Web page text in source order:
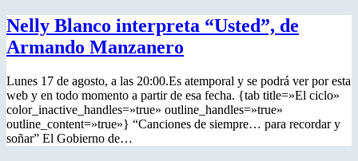
Nelly Blanco interpreta “Usted”, de
Armando Manzanero
Lunes 17 de agosto, a las 20:00.Es atemporal y se podrá ver por esta
web y en todo momento a partir de esa fecha. {tab title=»El ciclo»
color_inactive_handles=»true» outline_handles=»true»
outline_content=»true»} “Canciones de siempre… para recordar y
soñar” El Gobierno de…